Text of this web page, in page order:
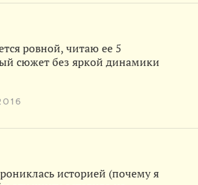
ровной, читаю ее 5
сюжет без яркой динамики
историей (почему я